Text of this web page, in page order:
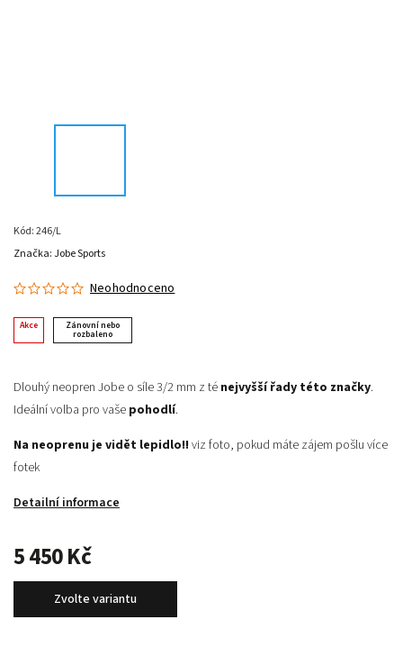
Kód:246/L
Akce Zánovní nebo
rozbaleno
Neohodnoceno
Dlouhý neopren Jobe o síle 3/2 mm z té nejvyšší řady této značky.
Ideální volba pro vaše pohodlí.
Na neoprenu je vidět lepidlo!! viz foto, pokud máte zájem pošlu více
fotek
Detailní informace
Značka:Jobe Sports
5 450 Kč
Zvolte variantu